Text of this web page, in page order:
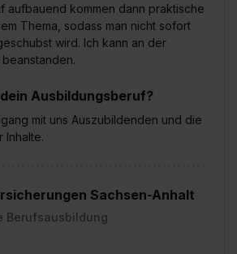
aufbauend kommen dann praktische
Thema, sodass man nicht sofort
wird. Ich kann an der
Ausbildungsberuf?
mit uns Auszubildenden und die
Inhalte.
Sachsen-Anhalt
Berufsausbildung